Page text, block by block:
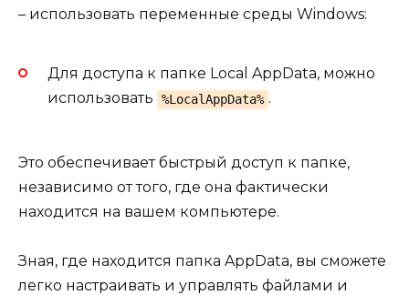
– использовать переменные среды Windows:
Для доступа к папке Local AppData, можно
использовать
%LocalAppData% .
Это обеспечивает быстрый доступ к папке,
независимо от того, где она фактически
находится на вашем компьютере.
Зная, где находится папка AppData, вы сможете
легко настраивать и управлять файлами и